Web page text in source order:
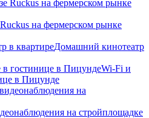
на фермерском рынке
Домашний кинотеатр
Wi-Fi и
в Пицунде
на стройплощадке